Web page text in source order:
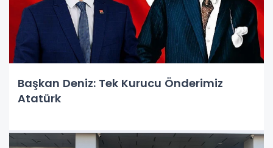
Başkan Deniz: Tek Kurucu Önderimiz
Atatürk